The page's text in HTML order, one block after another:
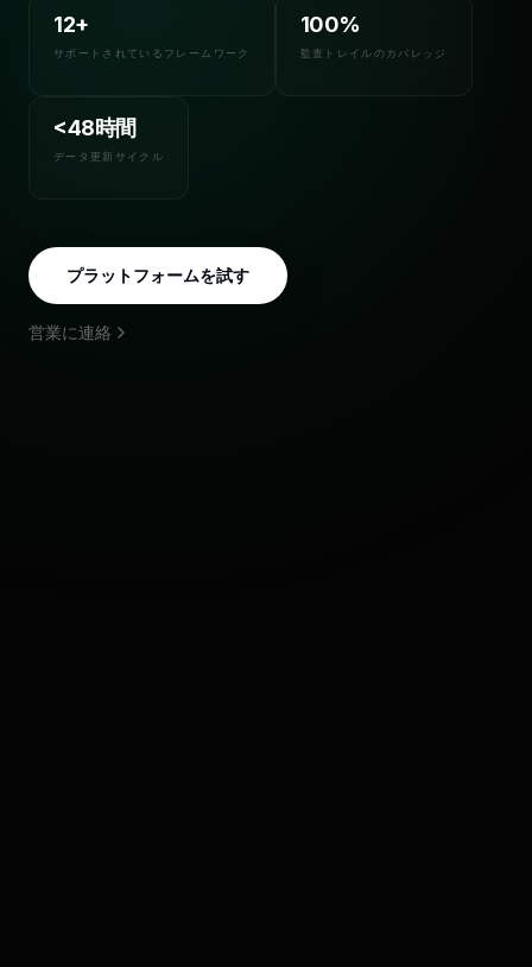
12+
サポートされているフレームワーク
100%
監査トレイルのカバレッジ
<48時間
データ更新サイクル
プラットフォームを試す
営業に連絡